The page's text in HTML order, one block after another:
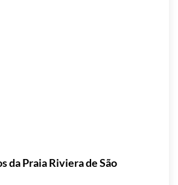
da Praia Riviera de São